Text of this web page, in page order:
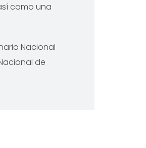
como una
Nacional
de